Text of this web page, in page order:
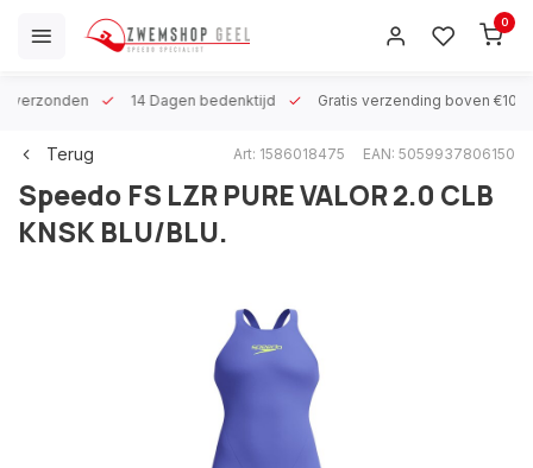
0
verzonden 14 Dagen bedenktijd Gratis verzending boven €100
Terug Art: 1586018475 EAN: 5059937806150
Speedo FS LZR PURE VALOR 2.0 CLB
KNSK BLU/BLU.